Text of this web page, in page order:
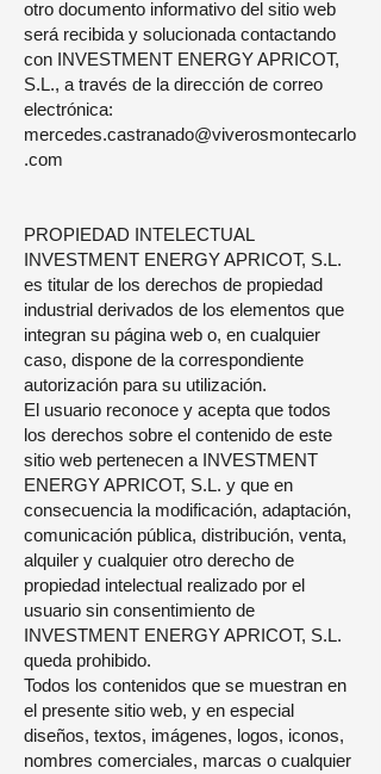
otro documento informativo del sitio web
será recibida y solucionada contactando
con INVESTMENT ENERGY APRICOT,
S.L., a través de la dirección de correo
electrónica:
mercedes.castranado@viverosmontecarlo
.com
PROPIEDAD INTELECTUAL
INVESTMENT ENERGY APRICOT, S.L.
es titular de los derechos de propiedad
industrial derivados de los elementos que
integran su página web o, en cualquier
caso, dispone de la correspondiente
autorización para su utilización.
El usuario reconoce y acepta que todos
los derechos sobre el contenido de este
sitio web pertenecen a INVESTMENT
ENERGY APRICOT, S.L. y que en
consecuencia la modificación, adaptación,
comunicación pública, distribución, venta,
alquiler y cualquier otro derecho de
propiedad intelectual realizado por el
usuario sin consentimiento de
INVESTMENT ENERGY APRICOT, S.L.
queda prohibido.
Todos los contenidos que se muestran en
el presente sitio web, y en especial
diseños, textos, imágenes, logos, iconos,
nombres comerciales, marcas o cualquier